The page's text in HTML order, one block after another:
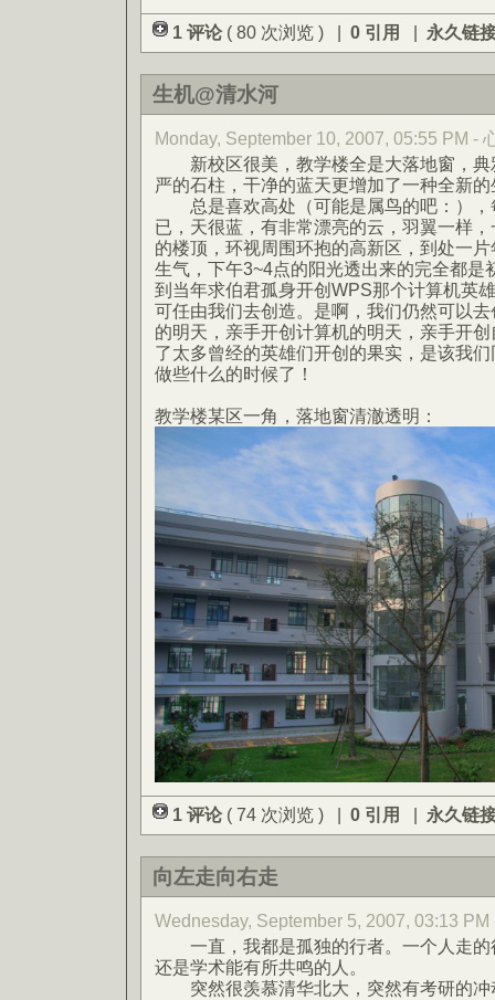
1 评论 ( 80 次浏览 ) | 0 引用 | 永久链
生机@清水河
Monday, September 10, 2007, 05:55 PM -
新校区很美，教学楼全是大落地窗，典
严的石柱，干净的蓝天更增加了一种全新的
总是喜欢高处（可能是属鸟的吧：），
已，天很蓝，有非常漂亮的云，羽翼一样
的楼顶，环视周围环抱的高新区，到处一
生气，下午3~4点的阳光透出来的完全都是
到当年求伯君孤身开创WPS那个计算机英
可任由我们去创造。是啊，我们仍然可以
的明天，亲手开创计算机的明天，亲手开
了太多曾经的英雄们开创的果实，是该我
做些什么的时候了！
教学楼某区一角，落地窗清澈透明：
1 评论 ( 74 次浏览 ) | 0 引用 | 永久链
向左走向右走
Wednesday, September 5, 2007, 03:13
一直，我都是孤独的行者。一个人走的
还是学术能有所共鸣的人。
突然很羡慕清华北大，突然有考研的冲